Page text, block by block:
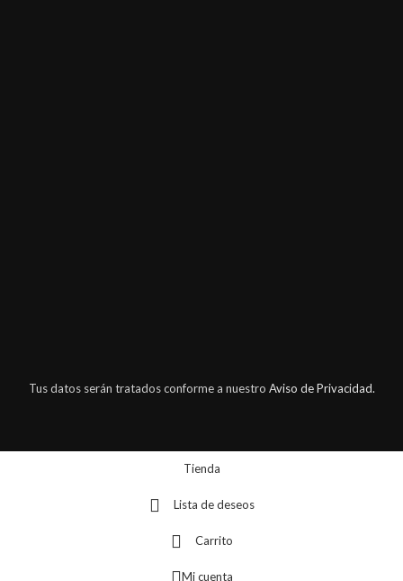
Tus datos serán tratados conforme a nuestro Aviso de Privacidad.
Tienda
Lista de deseos
Carrito
Mi cuenta